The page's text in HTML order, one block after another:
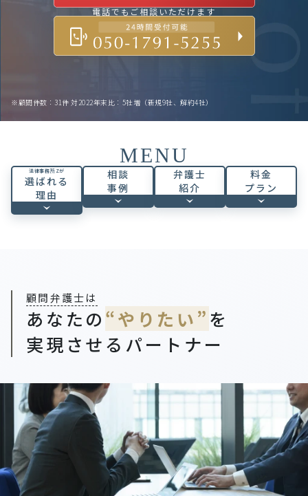
電話でもご相談いただけます
※顧問件数：31件 対2022年末比：5社増（新規9社、解約4社）
MENU
法律事務所Zが
選ばれる
理由
相談
事例
弁護士
紹介
料金
プラン
顧問弁護士は
あなたの“やりたい”を
実現させるパートナー